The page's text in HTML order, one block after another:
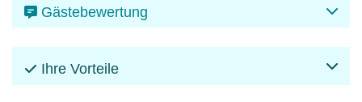
Gästebewertung
Ihre Vorteile